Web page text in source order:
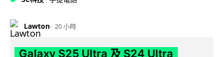
Lawton 20 小時
Galaxy S25 Ultra 及 S24 Ultra